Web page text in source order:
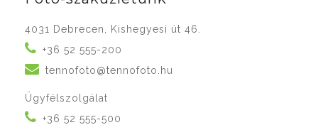
4031 Debrecen, Kishegyesi út 46.
+36 52 555-200
tennofoto@tennofoto.hu
Ügyfélszolgálat
+36 52 555-500